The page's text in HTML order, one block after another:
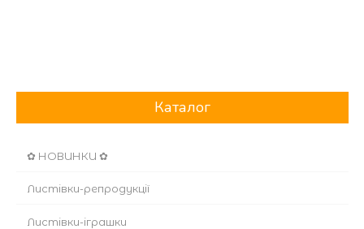
Каталог
✿ НОВИНКИ ✿
Листівки-репродукції
Листівки-іграшки